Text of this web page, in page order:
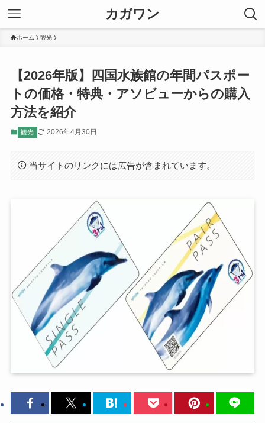
カガワン
ホーム 観光
【2026年版】四国水族館の年間パスポー
トの価格・特典・アソビューからの購入
方法を紹介
観光 2026年4月30日
当サイトのリンクには広告が含まれています。